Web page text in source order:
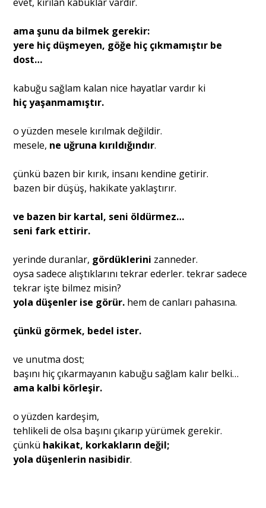
ama şunu da bilmek gerekir:
yere hiç düşmeyen, göğe hiç çıkmamıştır be
dost…
kabuğu sağlam kalan nice hayatlar vardır ki
hiç yaşanmamıştır.
o yüzden mesele kırılmak değildir.
mesele, ne uğruna kırıldığındır.
çünkü bazen bir kırık, insanı kendine getirir.
bazen bir düşüş, hakikate yaklaştırır.
ve bazen bir kartal, seni öldürmez…
seni fark ettirir.
yerinde duranlar, gördüklerini zanneder.
oysa sadece alıştıklarını tekrar ederler. tekrar sadece
tekrar işte bilmez misin?
yola düşenler ise görür. hem de canları pahasına.
çünkü görmek, bedel ister.
ve unutma dost;
başını hiç çıkarmayanın kabuğu sağlam kalır belki…
ama kalbi körleşir.
o yüzden kardeşim,
tehlikeli de olsa başını çıkarıp yürümek gerekir.
çünkü hakikat, korkakların değil;
yola düşenlerin nasibidir.